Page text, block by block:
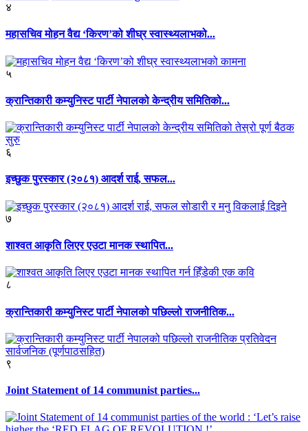
४
महासचिव मोहन वैद्य ‘किरण’को शीघ्र स्वास्थ्यलाभको...
५
क्रान्तिकारी कम्युनिस्ट पार्टी नेपालको केन्द्रीय समितिको...
६
इच्छुक पुरस्कार (२०८१) आदर्श राई, सफल...
७
शाश्वत आकृति लिएर एउटा मानक स्थापित...
८
क्रान्तिकारी कम्युनिस्ट पार्टी नेपालको पछिल्लो राजनीतिक...
९
Joint Statement of 14 communist parties...